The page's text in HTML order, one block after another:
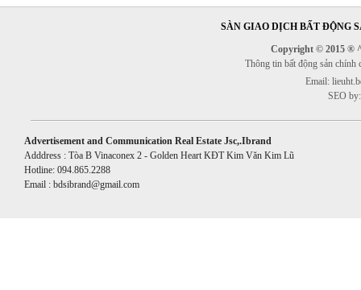
SÀN GIAO DỊCH BẤT ĐỘNG
Copyright © 2015 ®
Thông tin bất động sản
Email:
SEO
Advertisement and Communication Real Estate Jsc,.Ibrand
Adddress : Tòa B Vinaconex 2 - Golden Heart KĐT Kim Văn Kim Lũ
Hotline: 094.865.2288
Email : bdsibrand@gmail.com